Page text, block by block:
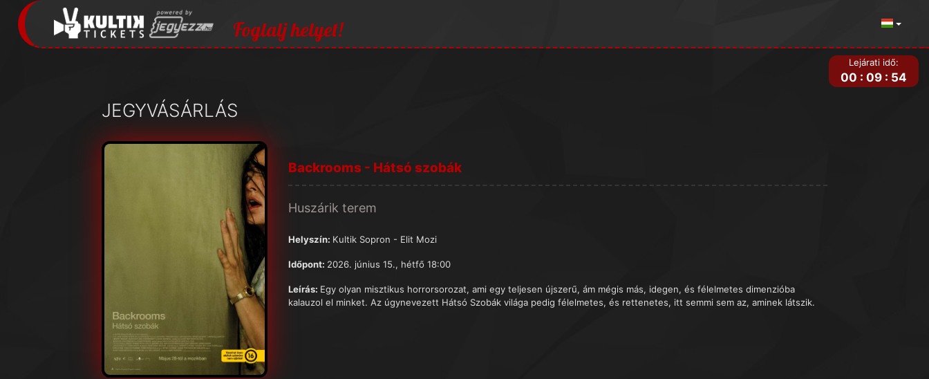
Foglalj helyet!
JEGYVÁSÁRLÁS
Lejárati idő:
00 : 09 : 54
Backrooms - Hátsó szobák
Huszárik terem
Helyszín: Kultik Sopron - Elit Mozi
Időpont: 2026. június 15., hétfő 18:00
Leírás: Egy olyan misztikus horrorsorozat, ami egy teljesen újszerű, ám mégis más, idegen, és félelmetes dimenzióba
kalauzol el minket. Az úgynevezett Hátsó Szobák világa pedig félelmetes, és rettenetes, itt semmi sem az, aminek látszik.